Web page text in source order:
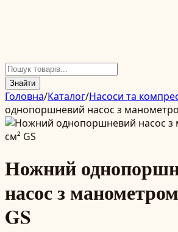
Знайти
Головна/Каталог/Насоси та
однопоршневий насос з
Ножний
насос з
GS